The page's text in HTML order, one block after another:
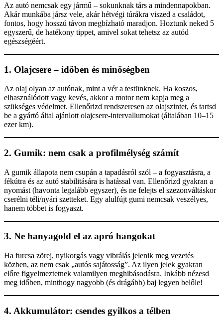
Az autó nemcsak egy jármű – sokunknak társ a mindennapokban.
Akár munkába jársz vele, akár hétvégi túrákra viszed a családot,
fontos, hogy hosszú távon megbízható maradjon. Hoztunk neked 5
egyszerű, de hatékony tippet, amivel sokat tehetsz az autód
egészségéért.
1. Olajcsere – időben és minőségben
Az olaj olyan az autónak, mint a vér a testünknek. Ha koszos,
elhasználódott vagy kevés, akkor a motor nem kapja meg a
szükséges védelmet. Ellenőrizd rendszeresen az olajszintet, és tartsd
be a gyártó által ajánlott olajcsere-intervallumokat (általában 10–15
ezer km).
2. Gumik: nem csak a profilmélység számít
A gumik állapota nem csupán a tapadásról szól – a fogyasztásra, a
fékútra és az autó stabilitására is hatással van. Ellenőrizd gyakran a
nyomást (havonta legalább egyszer), és ne felejts el szezonváltáskor
cserélni téli/nyári szetteket. Egy alulfújt gumi nemcsak veszélyes,
hanem többet is fogyaszt.
3. Ne hanyagold el az apró hangokat
Ha furcsa zörej, nyikorgás vagy vibrálás jelenik meg vezetés
közben, az nem csak „autós sajátosság”. Az ilyen jelek gyakran
előre figyelmeztetnek valamilyen meghibásodásra. Inkább nézesd
meg időben, minthogy nagyobb (és drágább) baj legyen belőle!
4. Akkumulátor: csendes gyilkos a télben